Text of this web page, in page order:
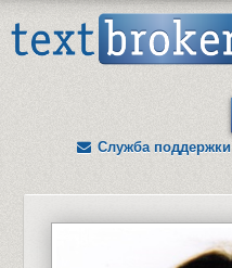
Служба поддержки